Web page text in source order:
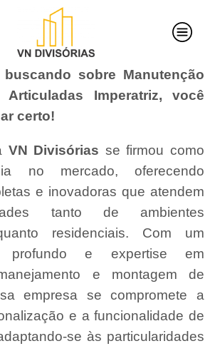
sobre Manutenção
Imperatriz, você
certo!
VN Divisórias se firmou como
no mercado, oferecendo
e inovadoras que atendem
tanto de ambientes
residenciais. Com um
profundo e expertise em
e montagem de
empresa se compromete a
e a funcionalidade de
se às particularidades